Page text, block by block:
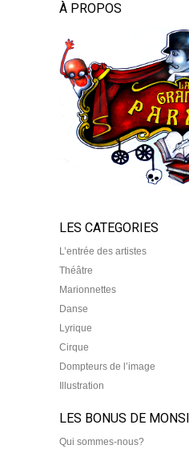
À PROPOS
LES CATEGORIES
L’entrée des artistes
Théâtre
Marionnettes
Danse
Lyrique
Cirque
Dompteurs de l’image
Illustration
LES BONUS DE
Qui sommes-nous?